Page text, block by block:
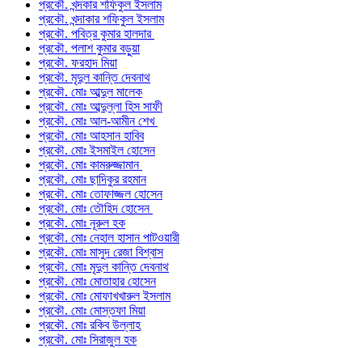
প্রকৌ. খন্দকার শফিকুল ইসলাম
প্রকৌ. খন্দাকার শফিকুল ইসলাম
প্রকৌ. পবিত্র কুমার হালদার
প্রকৌ. পলাশ কুমার বড়ুয়া
প্রকৌ. ফরহাদ মিয়া
প্রকৌ. মৃদুল কান্তি দেবনাথ
প্রকৌ. মোঃ আব্দুল মালেক
প্রকৌ. মোঃ আব্দুল্লা হিস সাফী
প্রকৌ. মোঃ আল-আমীন শেখ
প্রকৌ. মোঃ আহসান হাবিব
প্রকৌ. মোঃ ইসমাইল হোসেন
প্রকৌ. মোঃ কামরুজ্জামান
প্রকৌ. মোঃ ছাদিকুর রহমান
প্রকৌ. মোঃ তোফাজ্জল হোসেন
প্রকৌ. মোঃ তৌহিদ হোসেন
প্রকৌ. মোঃ নূরুল হক
প্রকৌ. মোঃ নেহাল হাসান পাটওয়ারী
প্রকৌ. মোঃ মাসুদ রেজা বিশ্বাস
প্রকৌ. মোঃ মৃদুল কান্তি দেবনাথ
প্রকৌ. মোঃ মোতাহার হোসেন
প্রকৌ. মোঃ মোফাখখারুল ইসলাম
প্রকৌ. মোঃ মোস্তফা মিয়া
প্রকৌ. মোঃ রকিব উল্লাহ
প্রকৌ. মোঃ সিরাজুল হক